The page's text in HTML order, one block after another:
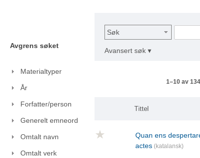
Avgrens søket
Materialtyper
År
Forfatter/person
Generelt emneord
Omtalt navn
Omtalt verk
Søk
Avansert søk ▾
1–10 av 134
Tittel
Quan ens
actes (katalansk)